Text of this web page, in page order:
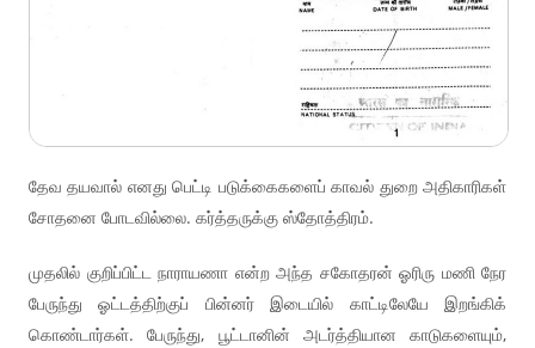
தேவ தயவால் எனது பெட்டி படுக்கைகளைப் காவல் துறை அதிகாரிகள்
சோதனை போடவில்லை. கர்த்தருக்கு ஸ்தோத்திரம்.
முதலில் குறிப்பிட்ட நாராயணா என்ற அந்த சகோதரன் ஓரிரு மணி நேர
பேருந்து ஓட்டத்திற்குப் பின்னர் இடையில் காட்டிலேயே இறங்கிக்
கொண்டார்கள். பேருந்து, பூட்டானின் அடர்த்தியான காடுகளையும்,